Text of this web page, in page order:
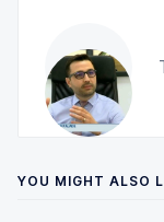
YOU MIGHT ALSO